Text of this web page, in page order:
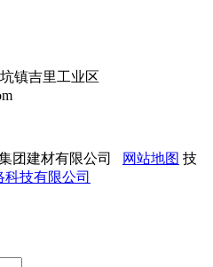
镇吉里工业区
团建材有限公司 网站地图 技
科技有限公司